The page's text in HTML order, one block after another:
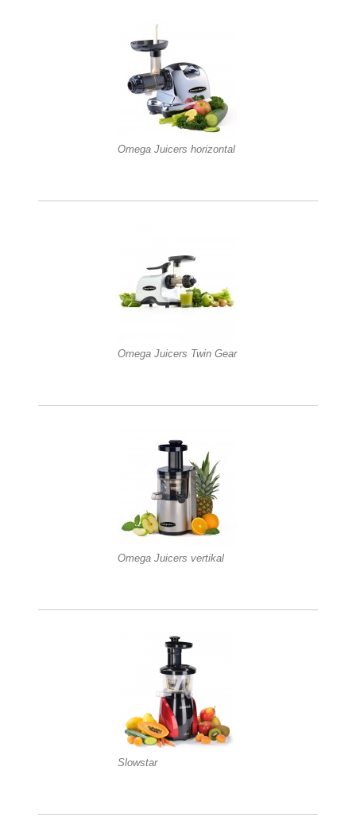
Omega Juicers horizontal
Omega Juicers Twin Gear
Omega Juicers vertikal
Slowstar